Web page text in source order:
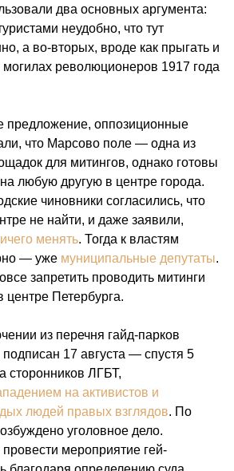
два основных аргумента:
неудобно, что тут
а во-вторых, вроде как прыгать и
могилах революционеров 1917 года
предложение, оппозиционные
что Марсово поле — одна из
для митингов, однако готовы
любую другую в центре города.
чиновники согласились, что
не найти, и даже заявили,
менять. Тогда к властям
— уже муниципальные депутаты.
запретить проводить митинги
центре Петербурга.
из перечня гайд-парков
17 августа — спустя 5
сторонников ЛГБТ,
на активистов и
людей правых взглядов. По
уголовное дело.
мероприятие гей-